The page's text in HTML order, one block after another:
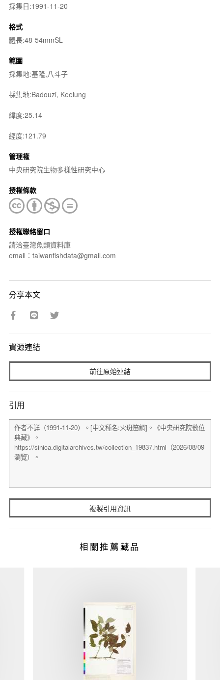
採集日:1991-11-20
格式
體長:48-54mmSL
範圍
採集地:基隆,八斗子
採集地:Badouzi, Keelung
緯度:25.14
經度:121.79
管理權
中央研究院生物多樣性研究中心
授權條款
授權聯絡窗口
請洽臺灣魚類資料庫
email：taiwanfishdata@gmail.com
分享本文
資源連結
前往原始連結
引用
複製引用資訊
相關推薦藏品